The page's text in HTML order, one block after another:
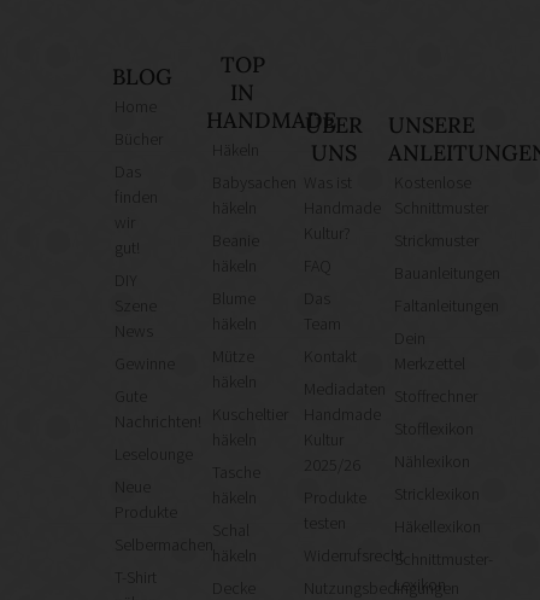
BLOG
finden
gut!
Gute
Nachrichten!
Leselounge
Neue
Produkte
Selbermachen
T-Shirt
TOP
IN
HANDMADE
häkeln
häkeln
Mütze
häkeln
Kuscheltier
Tasche
häkeln
ÜBER
UNS
Was ist
Kultur?
Das
Team
Kontakt
Mediadaten
Kultur
Produkte
testen
Widerrufsrecht
Nutzungsbedingungen
UNSERE
Kostenlose
Schnittmuster
Strickmuster
Bauanleitungen
Faltanleitungen
Merkzettel
Stoffrechner
Stofflexikon
Nählexikon
Stricklexikon
Häkellexikon
Schnittmuster-
Lexikon